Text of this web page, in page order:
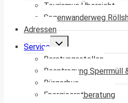
Tourismus Übersicht
Sagenwanderweg
Adressen
Service
Untermenü
umschalten
Beratungsstellen
Beantragung Sperrmüll
Bürgerbus
Energieerstberatung